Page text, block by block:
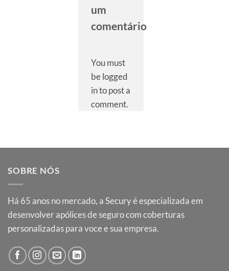
um
comentário
You must
be logged
in to post a
comment.
SOBRE NÓS
Há 65 anos no mercado, a Secury é especializada em
desenvolver apólices de seguro com coberturas
personalizadas para voce e sua empresa.